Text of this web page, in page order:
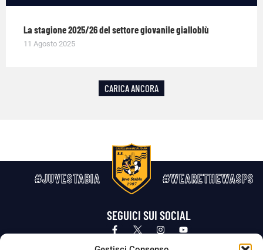
La stagione 2025/26 del settore giovanile gialloblù
11 Agosto 2025
CARICA ANCORA
#JUVESTABIA #WEARETHEWASPS
SEGUICI SUI SOCIAL
Privacy Policy Cookie Policy